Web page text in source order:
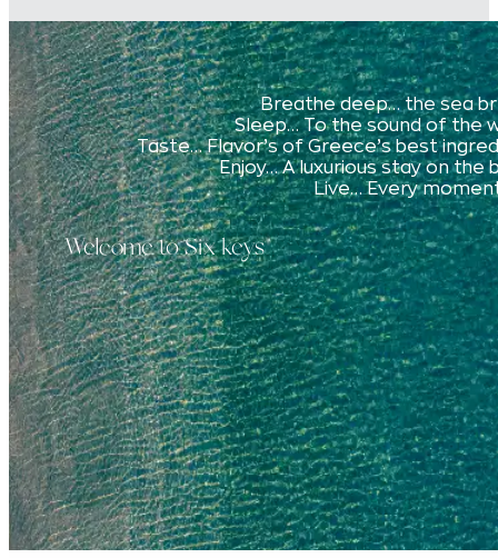
Breathe deep… the sea
Sleep… To the sound of the
Taste… Flavor’s of Greece’s best
Enjoy… A luxurious stay on the
Live… Every
Welcome to Six keys